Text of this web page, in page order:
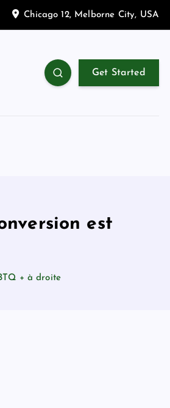
Chicago 12, Melborne City, USA
Get Started
est
+ à droite